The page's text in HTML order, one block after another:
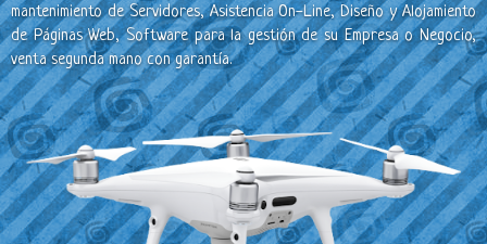
mantenimiento de Servidores, Asistencia On-Line, Diseño y Alojamiento
de Páginas Web, Software para la gestión de su Empresa o Negocio,
venta segunda mano con garantía.